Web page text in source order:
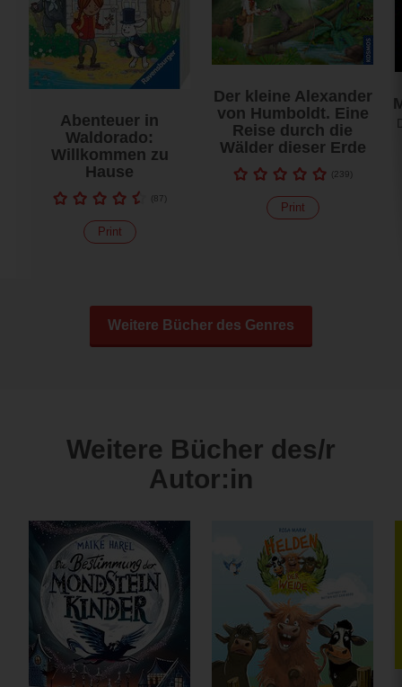
Abenteuer in
Waldorado:
Willkommen zu
Hause
(87)
Print
Der kleine Alexander
von Humboldt. Eine
Reise durch die
Wälder dieser Erde
(239)
Print
Weitere Bücher des Genres
Weitere Bücher des/r
Autor:in